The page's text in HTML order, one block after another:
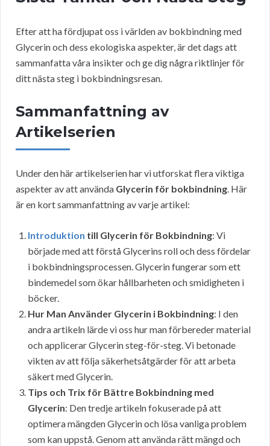
Efter att ha fördjupat oss i världen av bokbindning med
Glycerin och dess ekologiska aspekter, är det dags att
sammanfatta våra insikter och ge dig några riktlinjer för
ditt nästa steg i bokbindningsresan.
Sammanfattning av
Artikelserien
Under den här artikelserien har vi utforskat flera viktiga
aspekter av att använda Glycerin för bokbindning. Här
är en kort sammanfattning av varje artikel:
Introduktion till Glycerin för Bokbindning: Vi
började med att förstå Glycerins roll och dess fördelar
i bokbindningsprocessen. Glycerin fungerar som ett
bindemedel som ökar hållbarheten och smidigheten i
böcker.
Hur Man Använder Glycerin i Bokbindning: I den
andra artikeln lärde vi oss hur man förbereder material
och applicerar Glycerin steg-för-steg. Vi betonade
vikten av att följa säkerhetsåtgärder för att arbeta
säkert med Glycerin.
Tips och Trix för Bättre Bokbindning med
Glycerin: Den tredje artikeln fokuserade på att
optimera mängden Glycerin och lösa vanliga problem
som kan uppstå. Genom att använda rätt mängd och